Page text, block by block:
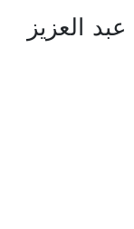
العزيز